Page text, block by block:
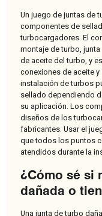
Un juego de juntas de
componentes de
turbocargadores. El
montaje de turbo,
de aceite del turbo, y
conexiones de aceite
instalación de turbos
sellado dependiendo
su aplicación. Los
diseños de los
fabricantes. Usar el
que todos los puntos
atendidos durante la
¿Cómo sé si
dañada o
Una junta de turbo